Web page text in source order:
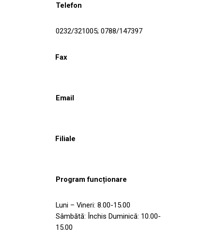
Telefon
0232/321005; 0788/147397
Fax
Email
Filiale
Program funcționare
Luni – Vineri: 8.00-15.00
Sâmbătă: Închis Duminică: 10.00-
15.00